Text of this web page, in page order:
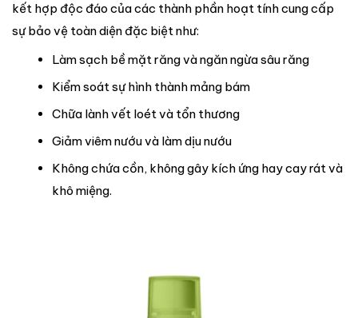
kết hợp độc đáo của các thành phần hoạt tính cung cấp
sự bảo vệ toàn diện đặc biệt như:
Làm sạch bề mặt răng và ngăn ngừa sâu răng
Kiểm soát sự hình thành mảng bám
Chữa lành vết loét và tổn thương
Giảm viêm nướu và làm dịu nướu
Không chứa cồn, không gây kích ứng hay cay rát và
khô miệng.